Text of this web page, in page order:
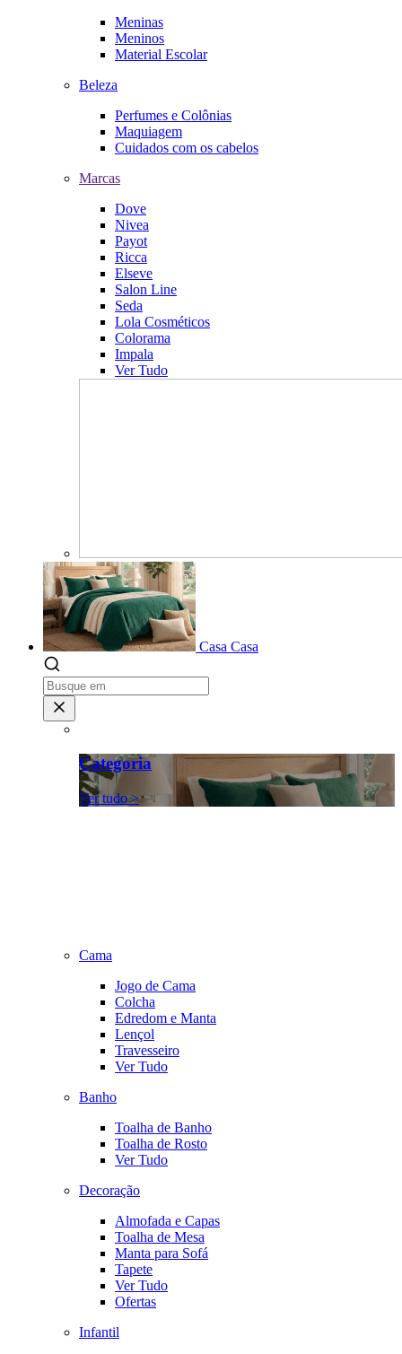
Meninas
Meninos
Material Escolar
Beleza
Perfumes e Colônias
Maquiagem
Cuidados com os cabelos
Marcas
Dove
Nivea
Payot
Ricca
Elseve
Salon Line
Seda
Lola Cosméticos
Colorama
Impala
Ver Tudo
Casa Casa
Categoria
Ver tudo >
Cama
Jogo de Cama
Colcha
Edredom e Manta
Lençol
Travesseiro
Ver Tudo
Banho
Toalha de Banho
Toalha de Rosto
Ver Tudo
Decoração
Almofada e Capas
Toalha de Mesa
Manta para Sofá
Tapete
Ver Tudo
Ofertas
Infantil